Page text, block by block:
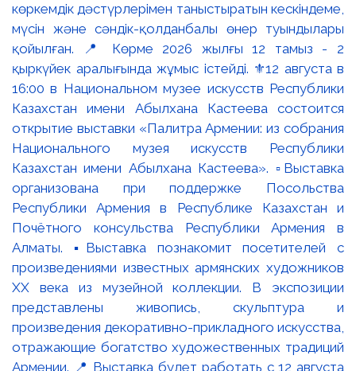
көркемдік дәстүрлерімен таныстыратын кескіндеме,
мүсін және сәндік-қолданбалы өнер туындылары
қойылған. 📍 Көрме 2026 жылғы 12 тамыз - 2
қыркүйек аралығында жұмыс істейді. ⚜️12 августа в
16:00 в Национальном музее искусств Республики
Казахстан имени Абылхана Кастеева состоится
открытие выставки «Палитра Армении: из собрания
Национального музея искусств Республики
Казахстан имени Абылхана Кастеева». ▫️Выставка
организована при поддержке Посольства
Республики Армения в Республике Казахстан и
Почётного консульства Республики Армения в
Алматы. ▪️Выставка познакомит посетителей с
произведениями известных армянских художников
XX века из музейной коллекции. В экспозиции
представлены живопись, скульптура и
произведения декоративно-прикладного искусства,
отражающие богатство художественных традиций
Армении. 📍 Выставка будет работать с 12 августа